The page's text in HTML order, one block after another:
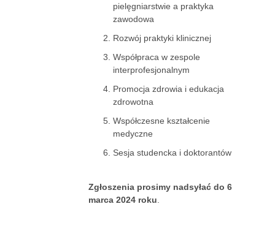
pielęgniarstwie a praktyka
zawodowa
Rozwój praktyki klinicznej
Współpraca w zespole
interprofesjonalnym
Promocja zdrowia i edukacja
zdrowotna
Współczesne kształcenie
medyczne
Sesja studencka i doktorantów
Zgłoszenia prosimy nadsyłać do 6
marca 2024 roku